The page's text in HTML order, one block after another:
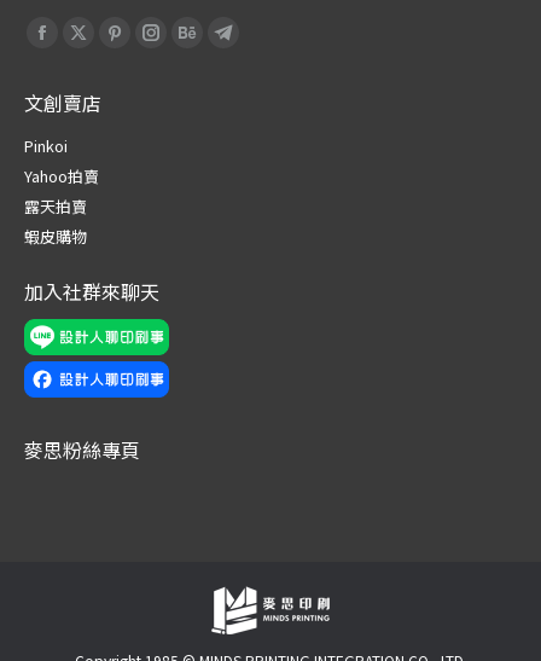
Find us on:
Facebook
opens
in
new
window
X
opens
new
window
PinterestInstagram
BehanceTelegram
文創賣店
Pinkoi
Yahoo拍賣
露天拍賣
蝦皮購物
加入社群來聊天
麥思粉絲專頁